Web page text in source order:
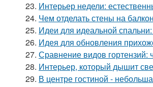
23. Интерьер недели:
24. Чем отделать стены на
25. Идеи для идеальной
26. Идея для обновления
27. Сравнение видов
28. Интерьер, который дышит
29. В центре гостиной -